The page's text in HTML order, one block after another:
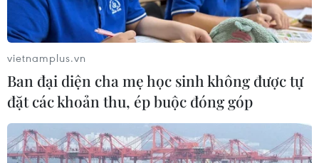
khiến châu Phi thiệt hại 20 tỷ USD
26/07/2026 15:42
Algeria xây dựng cơ chế quốc gia
kiểm chứng thông tin nhằm chống
tin giả
26/07/2026 14:50
vietnamplus.vn
Ban đại diện cha mẹ học sinh không được tự
đặt các khoản thu, ép buộc đóng góp